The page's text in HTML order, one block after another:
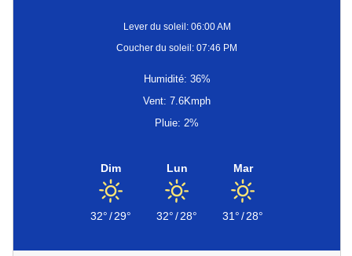
Lever du soleil: 06:00 AM
Coucher du soleil: 07:46 PM
Humidité: 36%
Vent: 7.6Kmph
Pluie: 2%
Dim
32°/29°
Lun
32°/28°
Mar
31°/28°